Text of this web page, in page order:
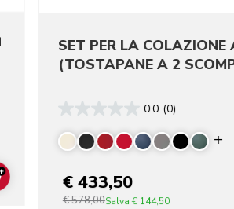
ADD TO CART
SET PER LA COLAZIONE
(TOSTAPANE A 2
0.0 (0)
€ 433,50
€ 578,00Salva € 144,50